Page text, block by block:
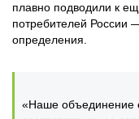
плавно подводили к
потребителей России
определения.
«Наше объединение